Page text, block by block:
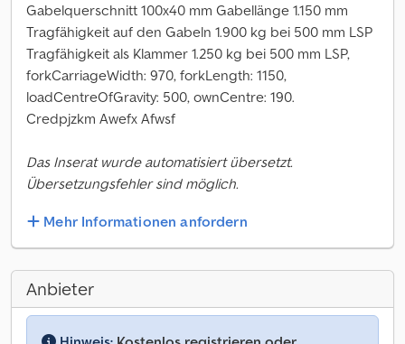
Gabelquerschnitt 100x40 mm Gabellänge 1.150 mm
Tragfähigkeit auf den Gabeln 1.900 kg bei 500 mm LSP
Tragfähigkeit als Klammer 1.250 kg bei 500 mm LSP,
forkCarriageWidth: 970, forkLength: 1150,
loadCentreOfGravity: 500, ownCentre: 190.
Credpjzkm Awefx Afwsf
Das Inserat wurde automatisiert übersetzt.
Übersetzungsfehler sind möglich.
Mehr Informationen anfordern
Anbieter